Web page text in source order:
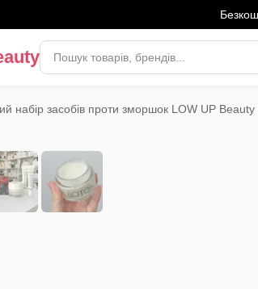
набір засобів проти зморшок LOW UP